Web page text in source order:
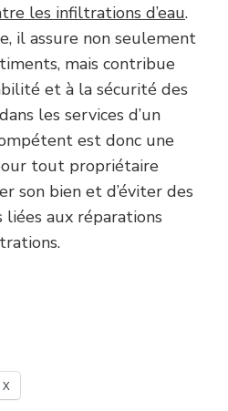
les infiltrations d’eau.
il assure non seulement
mais contribue
et à la sécurité des
les services d’un
est donc une
tout propriétaire
son bien et d’éviter des
liées aux réparations
X